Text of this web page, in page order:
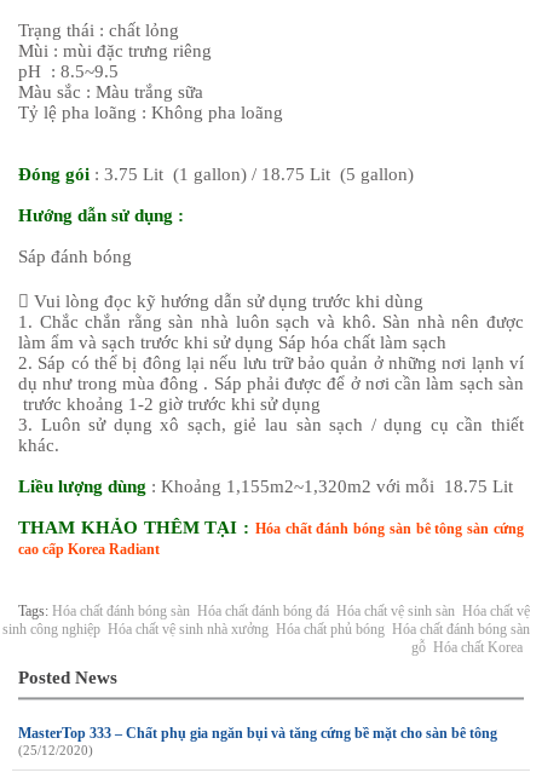
Trạng thái : chất lỏng
Mùi : mùi đặc trưng riêng
pH : 8.5~9.5
Màu sắc : Màu trắng sữa
Tỷ lệ pha loãng : Không pha loãng
Đóng gói : 3.75 Lit (1 gallon) / 18.75 Lit (5 gallon)
Hướng dẫn sử dụng :
Sáp đánh bóng
 Vui lòng đọc kỹ hướng dẫn sử dụng trước khi dùng
1. Chắc chắn rằng sàn nhà luôn sạch và khô. Sàn nhà nên được
làm ẩm và sạch trước khi sử dụng Sáp hóa chất làm sạch
2. Sáp có thể bị đông lại nếu lưu trữ bảo quản ở những nơi lạnh ví
dụ như trong mùa đông . Sáp phải được để ở nơi cần làm sạch sàn
trước khoảng 1-2 giờ trước khi sử dụng
3. Luôn sử dụng xô sạch, giẻ lau sàn sạch / dụng cụ cần thiết
khác.
Liều lượng dùng : Khoảng 1,155m2~1,320m2 với mỗi 18.75 Lit
THAM KHẢO THÊM TẠI : Hóa chất đánh bóng sàn bê tông sàn cứng
cao cấp Korea Radiant
Tags: Hóa chất đánh bóng sàn Hóa chất đánh bóng đá Hóa chất vệ sinh sàn Hóa chất vệ
sinh công nghiệp Hóa chất vệ sinh nhà xưởng Hóa chất phủ bóng Hóa chất đánh bóng sàn
gỗ Hóa chất Korea
Posted News
MasterTop 333 – Chất phụ gia ngăn bụi và tăng cứng bề mặt cho sàn bê tông
(25/12/2020)